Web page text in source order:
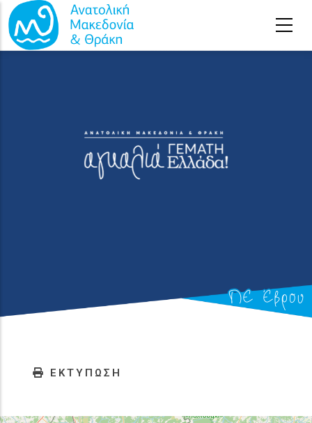
Παράκαμψη προς το κυρίως περιεχόμενο
ΠΕ Έβρου
ΕΚΤΥΠΩΣΗ